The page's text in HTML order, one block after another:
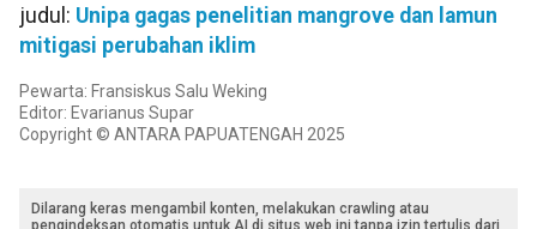
judul: Unipa gagas penelitian mangrove dan lamun
mitigasi perubahan iklim
Pewarta: Fransiskus Salu Weking
Editor: Evarianus Supar
Copyright © ANTARA PAPUATENGAH 2025
Dilarang keras mengambil konten, melakukan crawling atau